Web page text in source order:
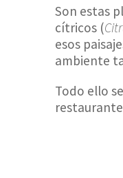
Son estas
cítricos (
esos
ambiente
Todo ello